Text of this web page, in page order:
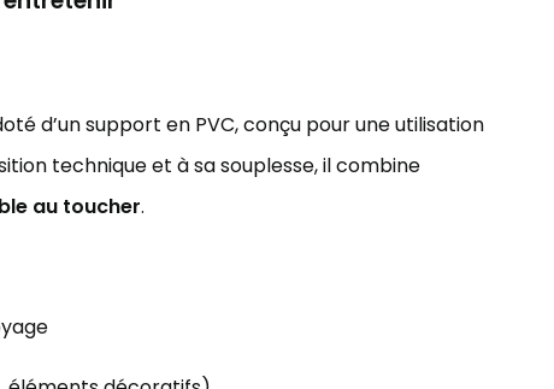
d’un support en PVC, conçu pour une utilisation
technique et à sa souplesse, il combine
au toucher.